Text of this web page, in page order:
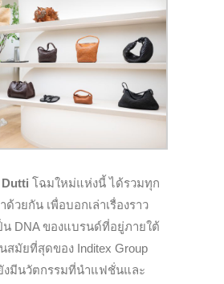
โฉมใหม่แห่งนี้ ได้รวมทุก
ด้วยกัน เพื่อบอกเล่าเรื่องราว
DNA ของแบรนด์ที่อยู่ภายใต้
มัยที่สุดของ Inditex Group
งมีนวัตกรรมที่นำแฟชั่นและ